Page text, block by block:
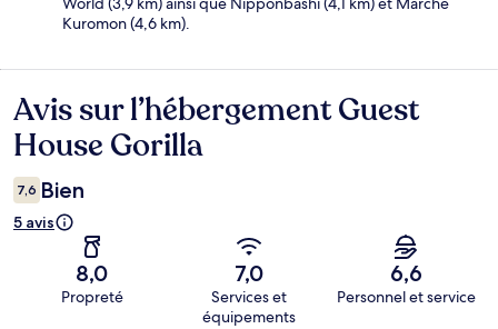
Kuromon (4,6 km).
Avis
Avis sur l’hébergement Guest
House Gorilla
7,6 Bien
5 avis
8,0
Propreté
7,0
Services et
équipements
6,6
Personnel et service